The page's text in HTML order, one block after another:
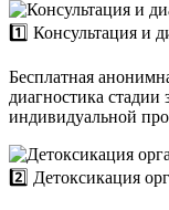
1️⃣ Консультация и
Бесплатная
диагностика
индивидуальной
2️⃣ Детоксикация